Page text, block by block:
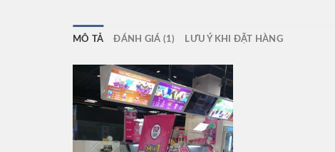
MÔ TẢ ĐÁNH GIÁ (1) LƯU Ý KHI ĐẶT HÀNG